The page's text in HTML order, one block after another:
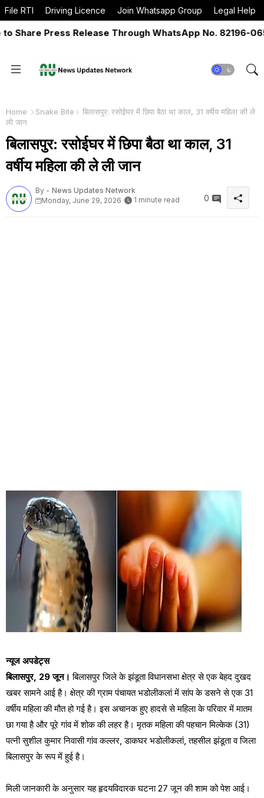
File RTI Driving Licence Join Whatsapp Group Legal Help
Press Release Through WhatsApp No. 82196-06517
Home Snake Bite
बिलासपुर: रसोईघर में छिपा बैठा था काल, 31 वर्षीय महिला की ले
ली जान
बिलासपुर: रसोईघर में छिपा बैठा था काल, 31
वर्षीय महिला की ले ली जान
By - News Updates Network
Monday, June 29, 2026
1 minute read 0
न्यूज अपडेट्स
बिलासपुर, 29 जून। बिलासपुर जिले के झंडूता विधानसभा क्षेत्र से एक बेहद दुखद
खबर सामने आई है। क्षेत्र की ग्राम पंचायत भडोलीकलां में सांप के डसने से एक 31
वर्षीय महिला की मौत हो गई है। इस अचानक हुए हादसे से महिला के परिवार में मातम
छा गया है और पूरे गांव में शोक की लहर है। मृतक महिला की पहचान मिल्केक (31)
पत्नी सुशील कुमार निवासी गांव कल्लर, डाकघर भडोलीकलां, तहसील झंडूता व जिला
बिलासपुर के रूप में हुई है।
मिली जानकारी के अनुसार यह हृदयविदारक घटना 27 जून की शाम को पेश आई।